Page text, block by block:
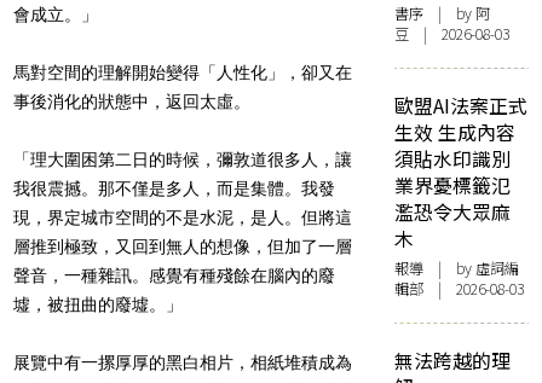
會成立。」
馬對空間的理解開始變得「人性化」，卻又在
事後消化的狀態中，返回太虛。
「理大圍困第二日的時候，彌敦道很多人，讓
我很震撼。那不僅是多人，而是集體。我發
現，界定城市空間的不是水泥，是人。但將這
層推到極致，又回到無人的想像，但加了一層
聲音，一種雜訊。感覺有種殘餘在腦內的廢
墟，被扭曲的廢墟。」
展覽中有一摞厚厚的黑白相片，相紙堆積成為
書序 | by 阿
豆 | 2026-08-03
歐盟AI法案正式
生效 生成內容
須貼水印識別
業界憂標籤氾
濫恐令大眾麻
木
報導 | by 虛詞編
輯部 | 2026-08-03
無法跨越的理